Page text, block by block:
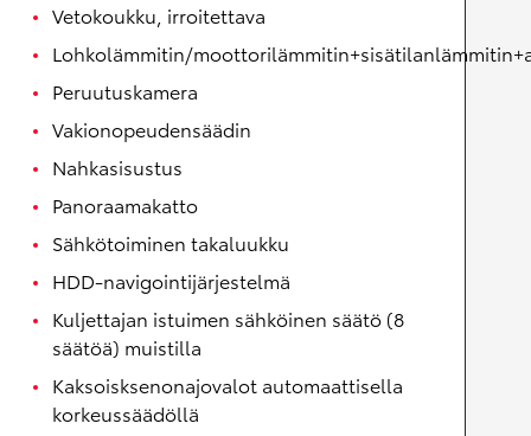
Vetokoukku, irroitettava
Lohkolämmitin/
Peruutuskamera
Vakionopeudensäädin
Nahkasisustus
Panoraamakatto
Sähkötoiminen takaluukku
HDD-navigointijärjestelmä
Kuljettajan istuimen sähköinen säätö (8
säätöä) muistilla
Kaksoisksenonajovalot automaattisella
korkeussäädöllä